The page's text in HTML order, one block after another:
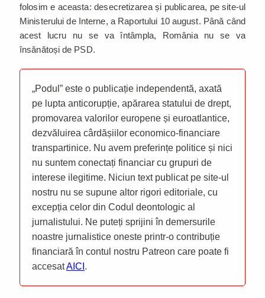
folosim e aceasta: desecretizarea și publicarea, pe site-ul
Ministerului de Interne, a Raportului 10 august. Până când
acest lucru nu se va întâmpla, România nu se va
însănătoși de PSD.
„Podul” este o publicație independentă, axată
pe lupta anticorupție, apărarea statului de drept,
promovarea valorilor europene și euroatlantice,
dezvăluirea cârdășiilor economico-financiare
transpartinice. Nu avem preferințe politice și nici
nu suntem conectați financiar cu grupuri de
interese ilegitime. Niciun text publicat pe site-ul
nostru nu se supune altor rigori editoriale, cu
excepția celor din Codul deontologic al
jurnalistului. Ne puteți sprijini în demersurile
noastre jurnalistice oneste printr-o contribuție
financiară în contul nostru Patreon care poate fi
accesatAICI .